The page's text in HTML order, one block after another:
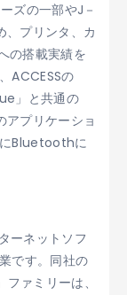
ズの一部やJ－
、プリンタ、カ
の搭載実績を
ACCESSの
」と共通の
アプリケーショ
にBluetoothに
ーネットソフ
です。同社の
ファミリーは、